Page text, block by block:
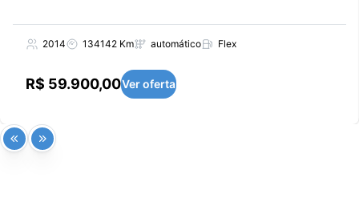
2014 134142 Km automático Flex
R$ 59.900,00Ver oferta